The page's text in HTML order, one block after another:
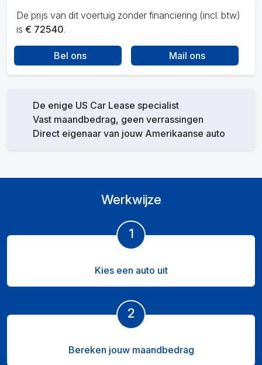
De prijs van dit voertuig zonder financiering (incl. btw)
is € 72540.
Bel ons Mail ons
De enige US Car Lease specialist
Vast maandbedrag, geen verrassingen
Direct eigenaar van jouw Amerikaanse auto
Werkwijze
1
Kies een auto uit
2
Bereken jouw maandbedrag